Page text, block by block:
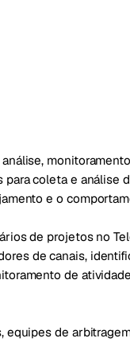
coleta e análise
e o
de projetos no
de canais,
de
de